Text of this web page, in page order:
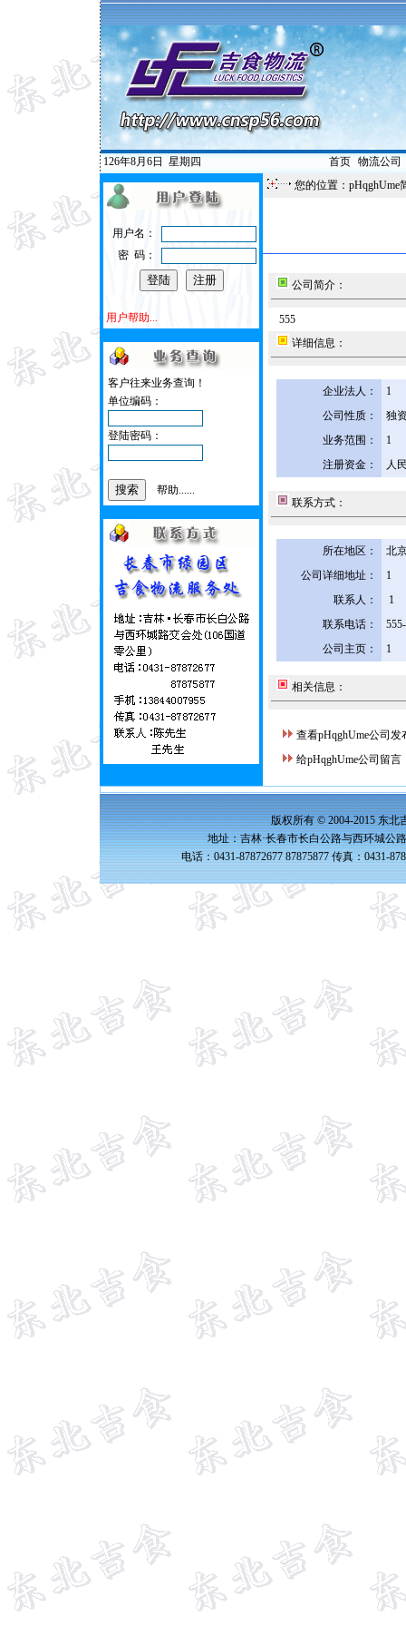
126年8月6日 星期四 首页| 物流公司
用户名：
密 码：
用户帮助...
客户往来业务查询！
单位编码：
登陆密码：
帮助......
您的位置：pHqghUme
公司简介：
555
详细信息：
企业法人：
1
公司性质：
独
业务范围：
1
注册资金：
人
联系方式：
所在地区：
北
公司详细地址：
1
联系人：
1
联系电话：
公司主页：
1
相关信息：
查看pHqghUme公司发
给pHqghUme公司留言
版权所有 © 2004-2015 东北
地址：吉林·长春市长白公路与西环城公
电话：0431-87872677 87875877 传真：0431-